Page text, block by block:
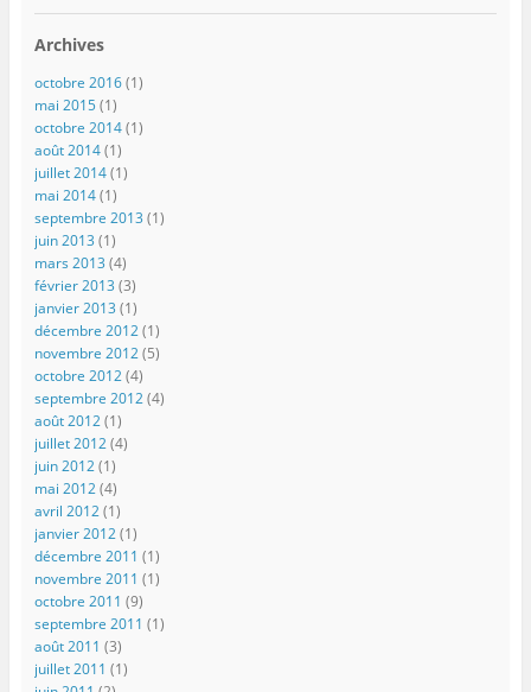
Archives
octobre 2016(1)
mai 2015(1)
octobre 2014(1)
août 2014(1)
juillet 2014(1)
mai 2014(1)
septembre 2013 (1)
juin 2013 (1)
mars 2013 (4)
février 2013 (3)
janvier 2013 (1)
décembre 2012(1)
novembre 2012(5)
octobre 2012(4)
septembre 2012(4)
août 2012(1)
juillet 2012(4)
juin 2012(1)
mai 2012(4)
avril 2012(1)
janvier 2012(1)
décembre 2011 (1)
novembre 2011 (1)
octobre 2011 (9)
septembre 2011 (1)
août 2011 (3)
juillet 2011 (1)